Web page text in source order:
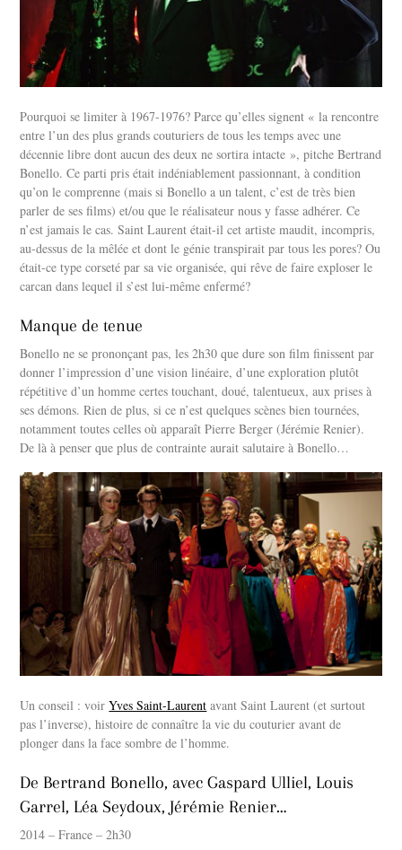
Pourquoi se limiter à 1967-1976? Parce qu’elles signent « la rencontre
entre l’un des plus grands couturiers de tous les temps avec une
décennie libre dont aucun des deux ne sortira intacte », pitche Bertrand
Bonello. Ce parti pris était indéniablement passionnant, à condition
qu’on le comprenne (mais si Bonello a un talent, c’est de très bien
parler de ses films) et/ou que le réalisateur nous y fasse adhérer. Ce
n’est jamais le cas. Saint Laurent était-il cet artiste maudit, incompris,
au-dessus de la mêlée et dont le génie transpirait par tous les pores? Ou
était-ce type corseté par sa vie organisée, qui rêve de faire exploser le
carcan dans lequel il s’est lui-même enfermé?
Manque de tenue
Bonello ne se prononçant pas, les 2h30 que dure son film finissent par
donner l’impression d’une vision linéaire, d’une exploration plutôt
répétitive d’un homme certes touchant, doué, talentueux, aux prises à
ses démons. Rien de plus, si ce n’est quelques scènes bien tournées,
notamment toutes celles où apparaît Pierre Berger (Jérémie Renier).
De là à penser que plus de contrainte aurait salutaire à Bonello…
Un conseil : voirYves Saint-Laurent avant Saint Laurent (et surtout
pas l’inverse), histoire de connaître la vie du couturier avant de
plonger dans la face sombre de l’homme.
De Bertrand Bonello, avec Gaspard Ulliel, Louis
Garrel, Léa Seydoux, Jérémie Renier…
2014 – France – 2h30